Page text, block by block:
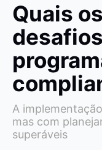
Quais
A
mas com
superáveis